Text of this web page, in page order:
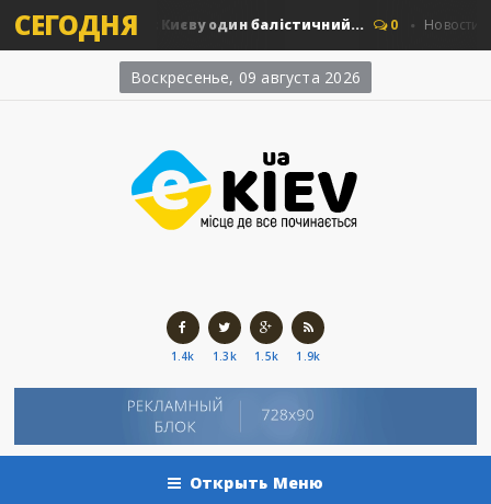
СЕГОДНЯ
скільки коштує Києву один балістичний... 0 Новости
Воскресенье, 09 августа 2026
1.4k 1.3k 1.5k 1.9k
Открыть Меню